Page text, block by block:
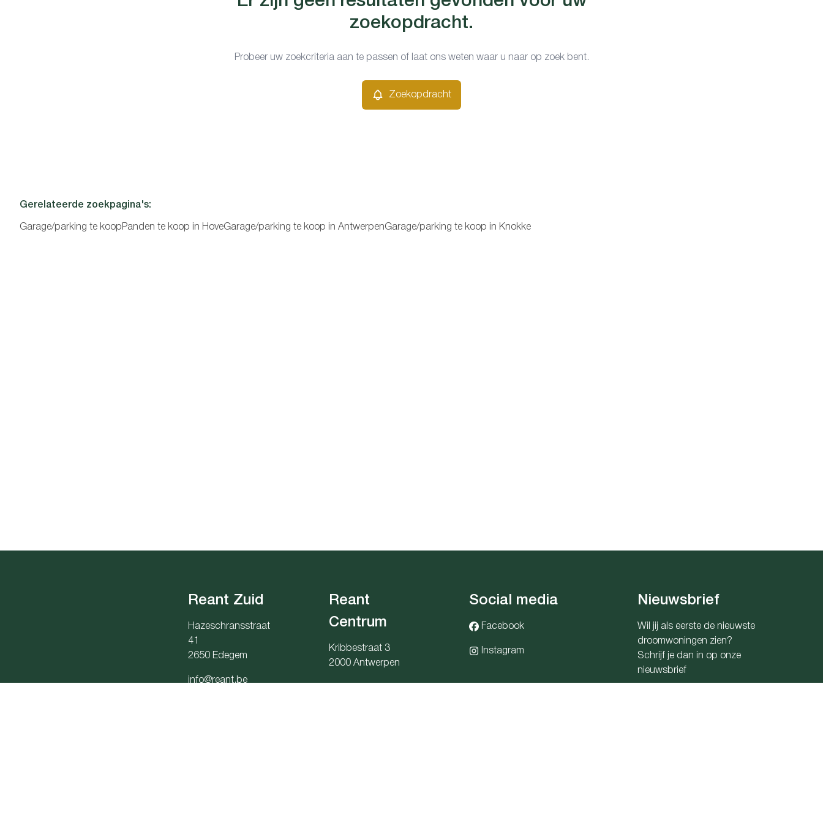
zoekopdracht.
Probeer uw zoekcriteria aan te passen of laat ons weten waar u naar op zoek bent.
Zoekopdracht
Gerelateerde zoekpagina's:
Garage/parking te koop Panden te koop in HoveGarage/parking te koop in AntwerpenGarage/parking te koop in Knokke
Reant Zuid
Hazeschransstraat
41
2650 Edegem
info@reant.be
Reant
Centrum
Kribbestraat 3
2000 Antwerpen
Social media
Facebook
Instagram
Nieuwsbrief
Wil jij als eerste de nieuwste
droomwoningen zien?
Schrijf je dan in op onze
nieuwsbrief